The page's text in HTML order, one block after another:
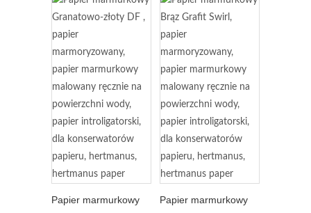
Papier marmurkowy Papier marmurkowy